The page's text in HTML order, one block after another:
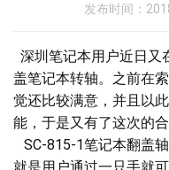
发布时间：
深圳笔记本用户近日又
盖笔记本转轴。之前在
觉还比较满意，并且以
能，于是又有了这次
SC-815-1笔记本翻盖
就是用户通过一只手就